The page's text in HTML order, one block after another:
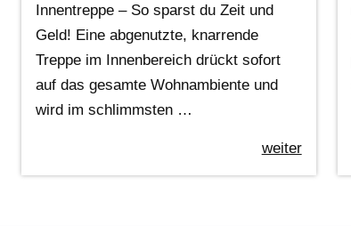
Innentreppe – So sparst du Zeit und
Geld! Eine abgenutzte, knarrende
Treppe im Innenbereich drückt sofort
auf das gesamte Wohnambiente und
wird im schlimmsten …
weiter